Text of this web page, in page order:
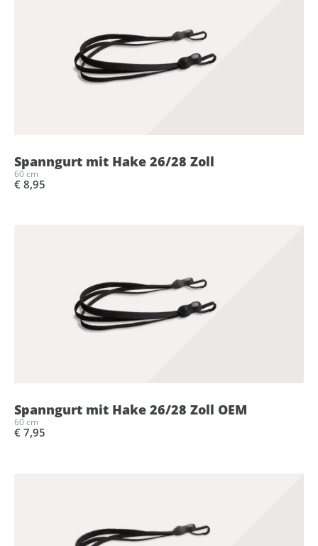
Spanngurt mit Hake 26/28 Zoll
60 cm
€ 8,95
Spanngurt mit Hake 26/28 Zoll OEM
60 cm
€ 7,95